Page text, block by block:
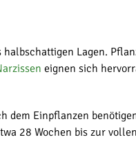
Lagen.
eignen sich
Einpflanzen
28 Wochen bis zur